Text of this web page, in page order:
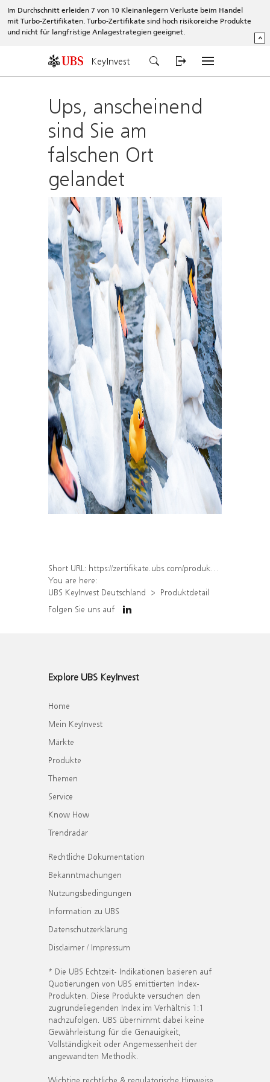
Im Durchschnitt erleiden 7 von 10 Kleinanlegern Verluste beim Handel
mit Turbo-Zertifikaten. Turbo-Zertifikate sind hoch risikoreiche Produkte
und nicht für langfristige Anlagestrategien geeignet.
^
KeyInvest
Ups, anscheinend
sind Sie am
falschen Ort
gelandet
Short URL: https://zertifikate.ubs.com/produkt/detail/index/isin/DE000UQ82G27
You are here:
UBS KeyInvest Deutschland
Produktdetail
Folgen Sie uns auf
Explore UBS KeyInvest
Home
Mein KeyInvest
Märkte
Produkte
Themen
Service
Know How
Trendradar
Rechtliche Dokumentation
Bekanntmachungen
Nutzungsbedingungen
Information zu UBS
Datenschutzerklärung
Disclaimer / Impressum
* Die UBS Echtzeit- Indikationen basieren auf
Quotierungen von UBS emittierten Index-
Produkten. Diese Produkte versuchen den
zugrundeliegenden Index im Verhältnis 1:1
nachzufolgen. UBS übernimmt dabei keine
Gewährleistung für die Genauigkeit,
Vollständigkeit oder Angemessenheit der
angewandten Methodik.